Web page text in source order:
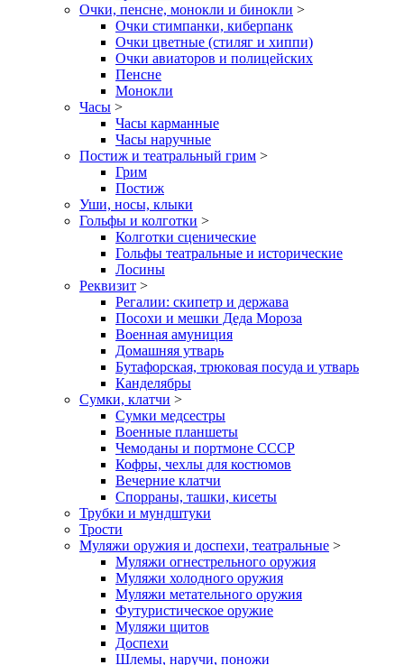
Очки, пенсне, монокли и бинокли >
Очки стимпанки, киберпанк
Очки цветные (стиляг и хиппи)
Очки авиаторов и полицейских
Пенсне
Монокли
Часы >
Часы карманные
Часы наручные
Постиж и театральный грим >
Грим
Постиж
Уши, носы, клыки
Гольфы и колготки >
Колготки сценические
Гольфы театральные и исторические
Лосины
Реквизит >
Регалии: скипетр и держава
Посохи и мешки Деда Мороза
Военная амуниция
Домашняя утварь
Бутафорская, трюковая посуда и утварь
Канделябры
Сумки, клатчи >
Сумки медсестры
Военные планшеты
Чемоданы и портмоне СССР
Кофры, чехлы для костюмов
Вечерние клатчи
Спорраны, ташки, кисеты
Трубки и мундштуки
Трости
Муляжи оружия и доспехи, театральные >
Муляжи огнестрельного оружия
Муляжи холодного оружия
Муляжи метательного оружия
Футуристическое оружие
Муляжи щитов
Доспехи
Шлемы, наручи, поножи